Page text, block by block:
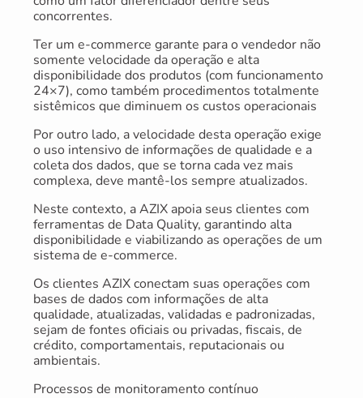
concorrentes.
Ter um e-commerce garante para o vendedor não
somente velocidade da operação e alta
disponibilidade dos produtos (com funcionamento
24×7), como também procedimentos totalmente
sistêmicos que diminuem os custos operacionais
Por outro lado, a velocidade desta operação exige
o uso intensivo de informações de qualidade e a
coleta dos dados, que se torna cada vez mais
complexa, deve mantê-los sempre atualizados.
Neste contexto, a AZIX apoia seus clientes com
ferramentas de Data Quality, garantindo alta
disponibilidade e viabilizando as operações de um
sistema de e-commerce.
Os clientes AZIX conectam suas operações com
bases de dados com informações de alta
qualidade, atualizadas, validadas e padronizadas,
sejam de fontes oficiais ou privadas, fiscais, de
crédito, comportamentais, reputacionais ou
ambientais.
Processos de monitoramento contínuo